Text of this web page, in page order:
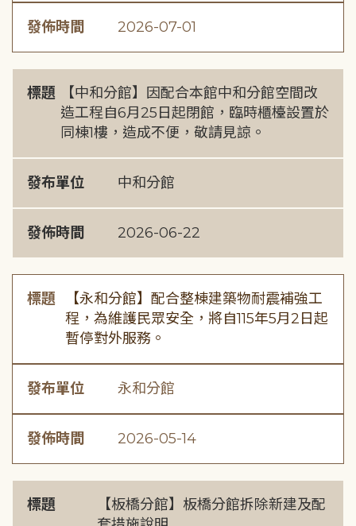
發佈時間 2026-07-01
標題
【中和分館】因配合本館中和分館空間改
造工程自6月25日起閉館，臨時櫃檯設置於
同棟1樓，造成不便，敬請見諒。
發布單位 中和分館
發佈時間 2026-06-22
標題
【永和分館】配合整棟建築物耐震補強工
程，為維護民眾安全，將自115年5月2日起
暫停對外服務。
發布單位 永和分館
發佈時間 2026-05-14
標題
【板橋分館】板橋分館拆除新建及配